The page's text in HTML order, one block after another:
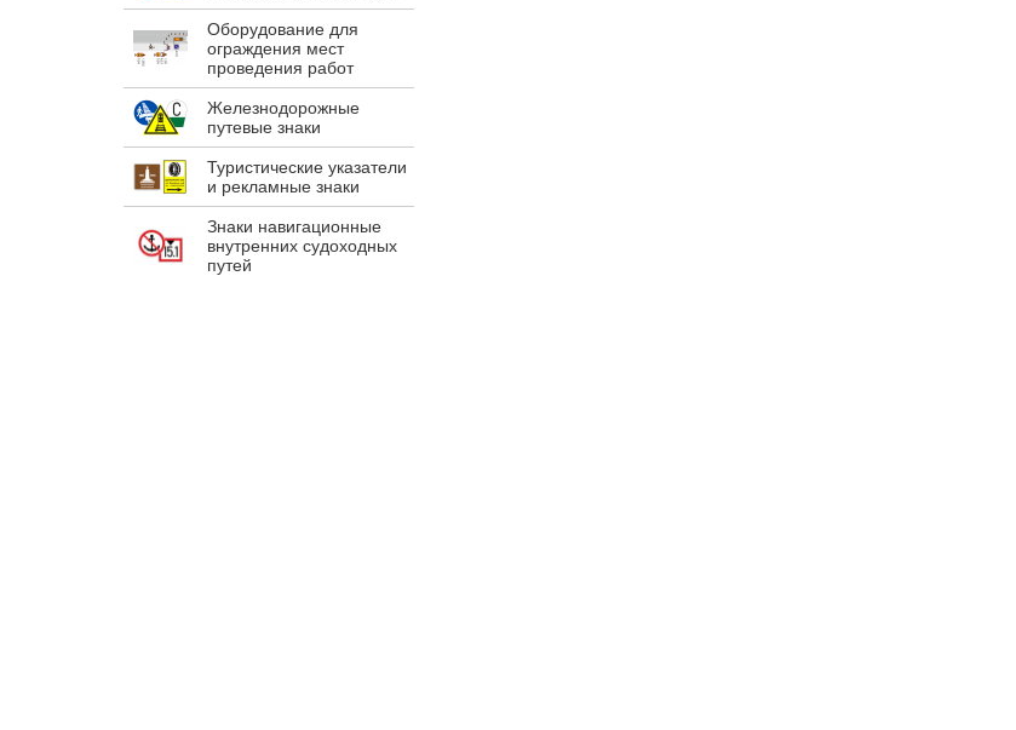
Оборудование для
ограждения мест
проведения работ
Железнодорожные
путевые знаки
Туристические указатели
и рекламные знаки
Знаки навигационные
внутренних судоходных
путей